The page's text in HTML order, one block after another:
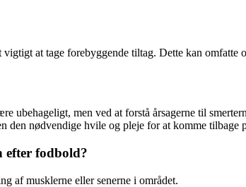
at tage forebyggende tiltag. Dette kan
ubehageligt, men ved at forstå årsagerne til
den nødvendige hvile og pleje for at komme tilbage
efter fodbold?
af musklerne eller senerne i området.